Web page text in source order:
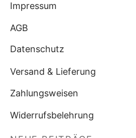
Impressum
AGB
Datenschutz
Versand & Lieferung
Zahlungsweisen
Widerrufsbelehrung